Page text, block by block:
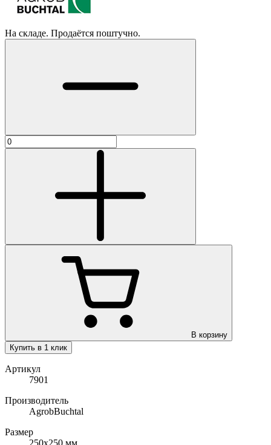
На складе. Продаётся поштучно.
В корзину
Купить в 1 клик
Артикул
7901
Производитель
AgrobBuchtal
Размер
250х250 мм